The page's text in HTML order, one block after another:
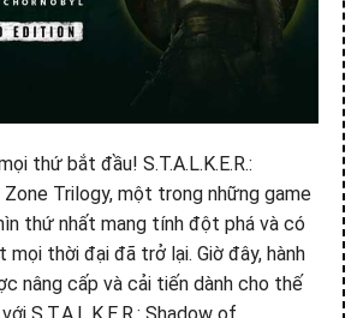
thứ bắt đầu! S.T.A.L.K.E.R.:
Trilogy, một trong những game
thứ nhất mang tính đột phá và có
mọi thời đại đã trở lại. Giờ đây, hành
nâng cấp và cải tiến dành cho thế